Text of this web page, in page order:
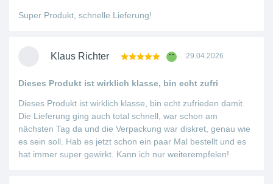
Super Produkt, schnelle Lieferung!
Klaus Richter 29.04.2026
Dieses Produkt ist wirklich klasse, bin echt zufri
Dieses Produkt ist wirklich klasse, bin echt zufrieden damit.
Die Lieferung ging auch total schnell, war schon am
nächsten Tag da und die Verpackung war diskret, genau wie
es sein soll. Hab es jetzt schon ein paar Mal bestellt und es
hat immer super gewirkt. Kann ich nur weiterempfelen!